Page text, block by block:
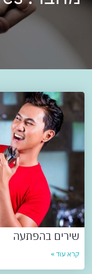
שירים בהפתעה
קרא עוד »